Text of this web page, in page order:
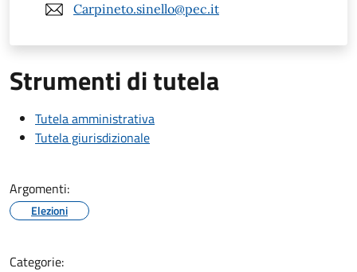
Carpineto.sinello@pec.it
Strumenti di tutela
Tutela amministrativa
Tutela giurisdizionale
Argomenti:
Elezioni
Categorie: